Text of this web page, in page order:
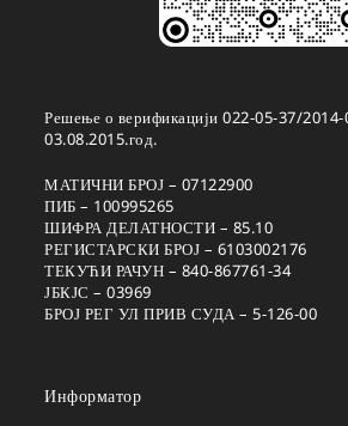
Решење о верификацији 022-05-37/2014-
03.08.2015.год.
МАТИЧНИ БРОЈ – 07122900
ПИБ – 100995265
ШИФРА ДЕЛАТНОСТИ – 85.10
РЕГИСТАРСКИ БРОЈ – 6103002176
ТЕКУЋИ РАЧУН – 840-867761-34
ЈБКЈС – 03969
БРОЈ РЕГ УЛ ПРИВ СУДА – 5-126-00
Информатор